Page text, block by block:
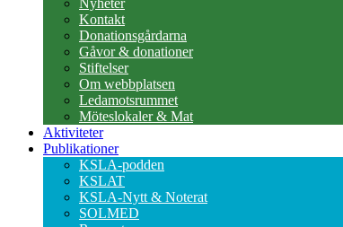
Nyheter
Kontakt
Donationsgårdarna
Gåvor & donationer
Stiftelser
Om webbplatsen
Ledamotsrummet
Möteslokaler & Mat
Aktiviteter
Publikationer
KSLA-podden
KSLAT
KSLA-Nytt & Noterat
SOLMED